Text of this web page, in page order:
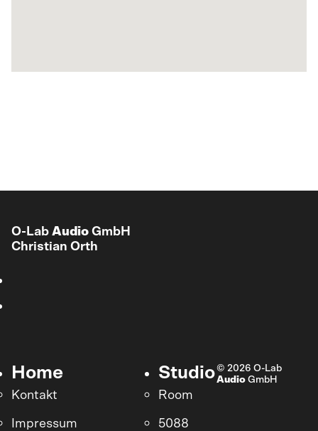
O-Lab Audio GmbH
Christian Orth
Home
Kontakt
Impressum
Studio
Room
5088
© 2026 O-Lab
Audio GmbH